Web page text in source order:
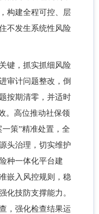
构建全程可控、层
不发生系统性风险
键，抓实抓细风险
审计问题整改，倒
按期清零，并适时
。高位推动社保领
策”精准处置，全
头治理，切实维护
种一体化平台建
嵌入风控规则，稳
化技防支撑能力。
，强化检查结果运